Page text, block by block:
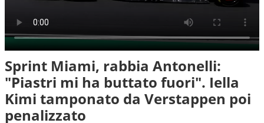
Sprint Miami, rabbia Antonelli:
"Piastri mi ha buttato fuori". Iella
Kimi tamponato da Verstappen poi
penalizzato